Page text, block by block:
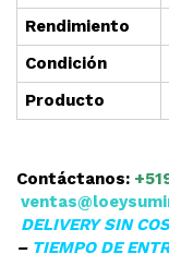
Rendimiento
Condición
Producto
Contáctanos:
DELIVERY SIN
– TIEMPO DE